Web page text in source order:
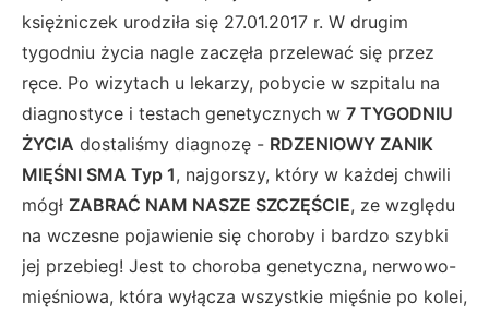
księżniczek urodziła się 27.01.2017 r. W drugim
tygodniu życia nagle zaczęła przelewać się przez
ręce. Po wizytach u lekarzy, pobycie w szpitalu na
diagnostyce i testach genetycznych w 7 TYGODNIU
ŻYCIA dostaliśmy diagnozę - RDZENIOWY ZANIK
MIĘŚNI SMA Typ 1, najgorszy, który w każdej chwili
mógł ZABRAĆ NAM NASZE SZCZĘŚCIE, ze względu
na wczesne pojawienie się choroby i bardzo szybki
jej przebieg! Jest to choroba genetyczna, nerwowo-
mięśniowa, która wyłącza wszystkie mięśnie po kolei,